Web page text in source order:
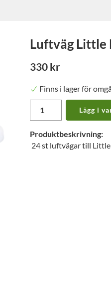
Luftväg Little
330 kr
Finns i lager för
Lägg i
Produktbeskrivning:
24 st luftvägar till